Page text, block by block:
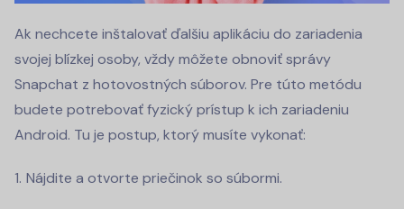
Ak nechcete inštalovať ďalšiu aplikáciu do zariadenia
svojej blízkej osoby, vždy môžete obnoviť správy
Snapchat z hotovostných súborov. Pre túto metódu
budete potrebovať fyzický prístup k ich zariadeniu
Android. Tu je postup, ktorý musíte vykonať:
Nájdite a otvorte priečinok so súbormi.